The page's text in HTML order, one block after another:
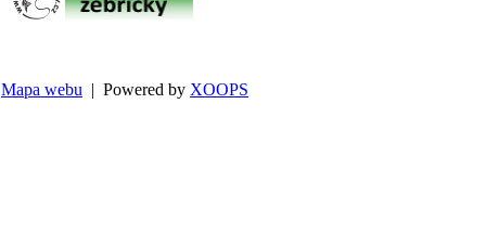
Mapa webu | Powered by XOOPS